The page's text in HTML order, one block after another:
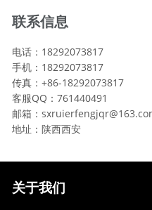
联系信息
电话：18292073817
手机：18292073817
传真：+86-18292073817
客服QQ：761440491
邮箱：
地址：陕西西安
关于我们